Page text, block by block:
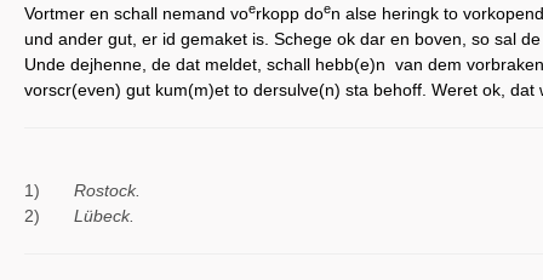
Vortmer en schall nemand voerkopp doen alse heringk to
und ander gut, er id gemaket is. Schege ok dar en boven, so sal
Unde dejhenne, de dat meldet, schall hebb(e)n van dem
vorscr(even) gut kum(m)et to dersulve(n) sta behoff. Weret ok, dat
1) Rostock.
2)
Lübeck.